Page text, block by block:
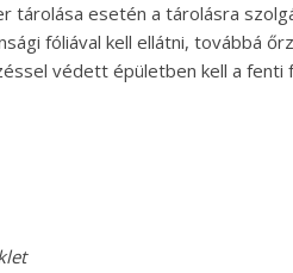
tárolása esetén a tárolásra
fóliával kell ellátni, továbbá
védett épületben kell a